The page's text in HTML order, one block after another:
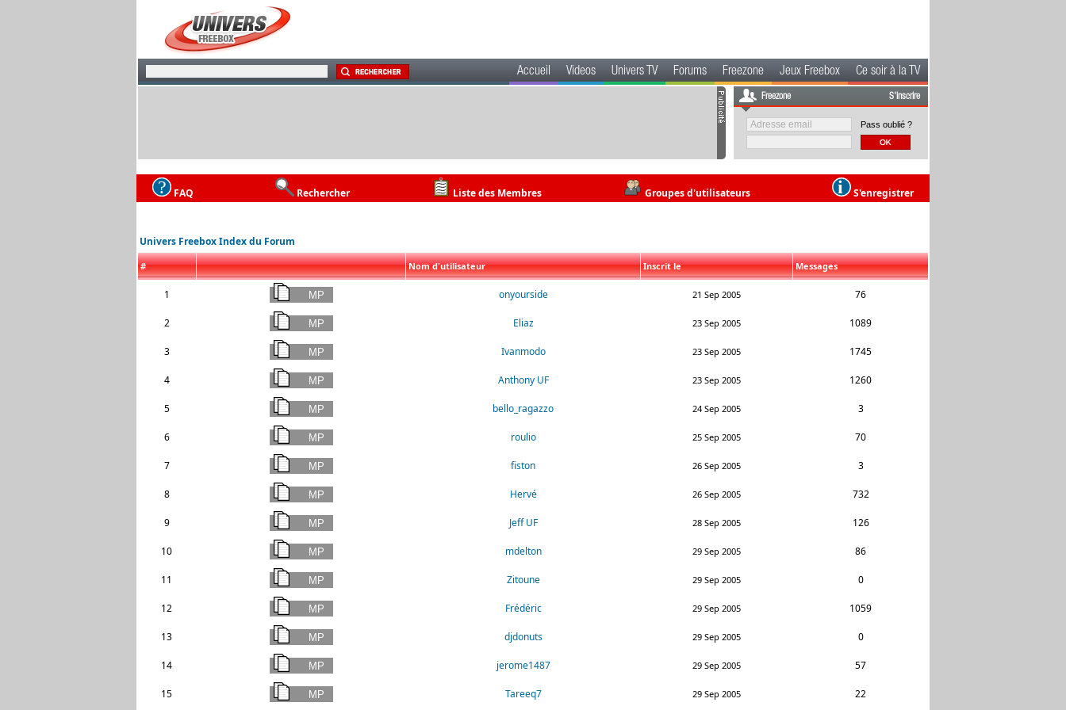
Accueil Videos Univers TV Forums Freezone Jeux Freebox Ce soir à la TV
Freezone S'inscrire
Pass oublié ?
FAQ Rechercher Liste des Membres Groupes d'utilisateurs S'enregistrer
Univers Freebox Index du Forum
# Nom d'utilisateur Inscrit le Messages
1 onyourside 21 Sep 2005 76
2 Eliaz 23 Sep 2005 1089
3 Ivanmodo 23 Sep 2005 1745
4 Anthony UF 23 Sep 2005 1260
5 bello_ragazzo 24 Sep 2005 3
6 roulio 25 Sep 2005 70
7 fiston 26 Sep 2005 3
8 Hervé 26 Sep 2005 732
9 Jeff UF 28 Sep 2005 126
10 mdelton 29 Sep 2005 86
11 Zitoune 29 Sep 2005 0
12 Frédéric 29 Sep 2005 1059
13 djdonuts 29 Sep 2005 0
14 jerome1487 29 Sep 2005 57
15 Tareeq7 29 Sep 2005 22